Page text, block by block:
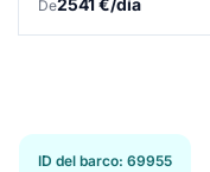
De
ID del barco: 69955